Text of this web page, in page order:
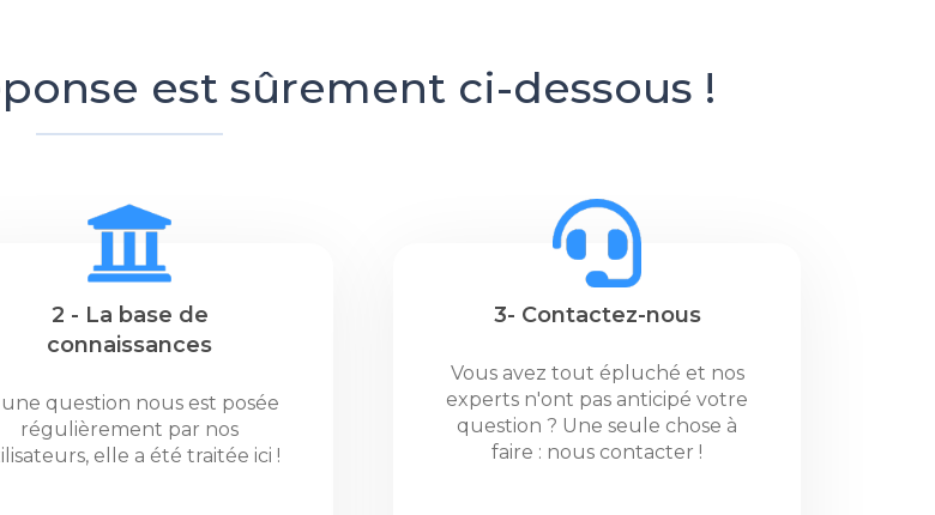
est sûrement ci-dessous !
2 - La base de
connaissances
une question nous est posée
régulièrement par nos
elle a été traitée ici !
3- Contactez-nous
Vous avez tout épluché et nos
experts n'ont pas anticipé votre
question ? Une seule chose à
faire : nous contacter !